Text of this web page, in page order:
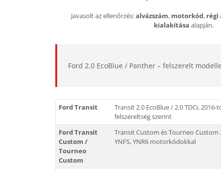
Javasolt az ellenőrzés:alvázszám, motorkód, régi
kialakítása alapján.
Ford 2.0 EcoBlue / Panther – felszerelt
Ford Transit
Transit 2.0 EcoBlue / 2.0 TDCi,
felszereltség szerint
Ford Transit
Custom /
Tourneo
Custom
Transit Custom és Tourneo Custom
YNFS, YNR6 motorkódokkal